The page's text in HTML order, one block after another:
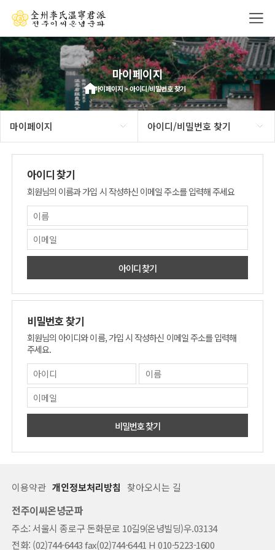
마이페이지
마이페이지 > 아이디/비밀번호 찾기
마이페이지 아이디/비밀번호 찾기
아이디 찾기
회원님의 이름과 가입 시 작성하신 이메일 주소를 입력해 주세요
아이디 찾기
비밀번호 찾기
회원님의 아이디와 이름, 가입 시 작성하신 이메일 주소를 입력해
주세요.
비밀번호 찾기
이용약관 개인정보처리방침 찾아오시는 길
전주이씨온녕군파
주소: 서울시 종로구 돈화문로 10길9(온녕빌딩)우.03134
전화: (02)744-6443 fax(02)744-6441 H 010-5223-1600